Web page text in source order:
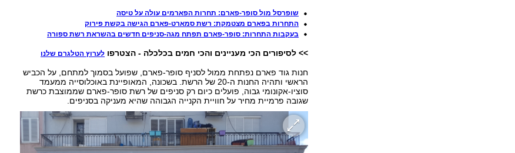
שופרסל מול סופר-פארם: תחרות הפארמים עולה על טיסה
התחרות בפארם מצטמקת: רשת סמארט-פארם הגישה בקשת פירוק
בעקבות התחרות: סופר-פארם תפתח מגה-סניפים חדשים בהשראת רשת ספורה
>> לסיפורים הכי מעניינים והכי חמים בכלכלה - הצטרפו לערוץ הטלגרם שלנו
חנות גוד פארם נפתחת ממול לסניף סופר-פארם, שפועל בסמוך למתחם, על הכביש
הראשי ותהיה החנות ה-20 של הרשת. בשכונה, המאופיינת באוכלוסייה ממעמד
סוציו-אקונומי גבוה, פועלים כיום רק סניפים של רשת סופר-פארם שממוצבת כרשת
שגובה פרמיית מחיר על חוויית הקנייה הגבוהה שהיא מעניקה בסניפים.